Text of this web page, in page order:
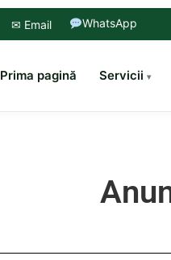
✉ Email WhatsApp
Prima pagină Servicii